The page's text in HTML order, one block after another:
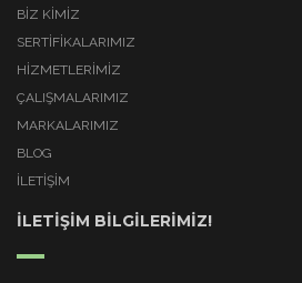
BİZ KİMİZ
SERTİFİKALARIMIZ
HİZMETLERİMİZ
ÇALIŞMALARIMIZ
MARKALARIMIZ
BLOG
İLETİŞİM
İLETİŞİM BİLGİLERİMİZ!